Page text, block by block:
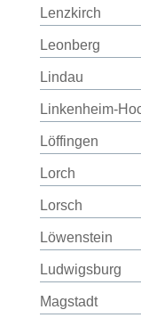
Lenzkirch
Leonberg
Lindau
Linkenheim-
Löffingen
Lorch
Lorsch
Löwenstein
Ludwigsburg
Magstadt